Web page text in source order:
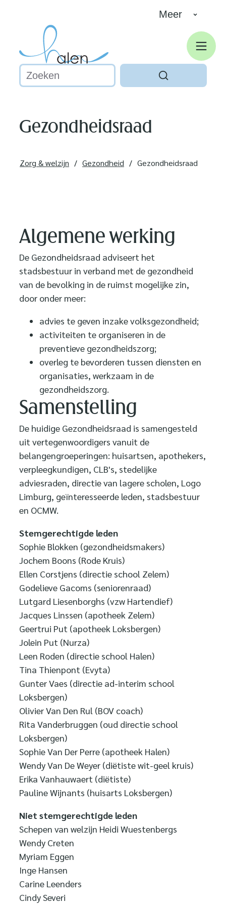
Meer
Waarmee kunnen we jou helpen?
Zoeken
Gezondheidsraad
Zorg & welzijn Gezondheid Gezondheidsraad
Algemene werking
De Gezondheidsraad adviseert het
stadsbestuur in verband met de gezondheid
van de bevolking in de ruimst mogelijke zin,
door onder meer:
advies te geven inzake volksgezondheid;
activiteiten te organiseren in de
preventieve gezondheidszorg;
overleg te bevorderen tussen diensten en
organisaties, werkzaam in de
gezondheidszorg.
Samenstelling
De huidige Gezondheidsraad is samengesteld
uit vertegenwoordigers vanuit de
belangengroeperingen: huisartsen, apothekers,
verpleegkundigen, CLB's, stedelijke
adviesraden, directie van lagere scholen, Logo
Limburg, geïnteresseerde leden, stadsbestuur
en OCMW.
Stemgerechtigde leden
Sophie Blokken (gezondheidsmakers)
Jochem Boons (Rode Kruis)
Ellen Corstjens (directie school Zelem)
Godelieve Gacoms (seniorenraad)
Lutgard Liesenborghs (vzw Hartendief)
Jacques Linssen (apotheek Zelem)
Geertrui Put (apotheek Loksbergen)
Jolein Put (Nurza)
Leen Roden (directie school Halen)
Tina Thienpont (Evyta)
Gunter Vaes (directie ad-interim school
Loksbergen)
Olivier Van Den Rul (BOV coach)
Rita Vanderbruggen (oud directie school
Loksbergen)
Sophie Van Der Perre (apotheek Halen)
Wendy Van De Weyer (diëtiste wit-geel kruis)
Erika Vanhauwaert (diëtiste)
Pauline Wijnants (huisarts Loksbergen)
Niet stemgerechtigde leden
Schepen van welzijn Heidi Wuestenbergs
Wendy Creten
Myriam Eggen
Inge Hansen
Carine Leenders
Cindy Severi